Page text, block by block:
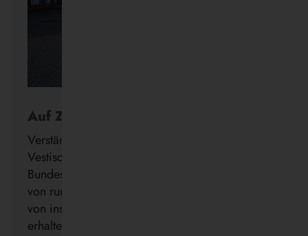
Auf Zukunftskurs
Verstärkung für die Wasserstoff-Flotte: Die
Vestische hat den Förderbescheid des
Bundesministeriums für Verkehr (BMV) in Höhe
von rund 3,12 Millionen Euro zur Beschaffung
von insgesamt 14 Brennstoffzellenbussen
erhalten.